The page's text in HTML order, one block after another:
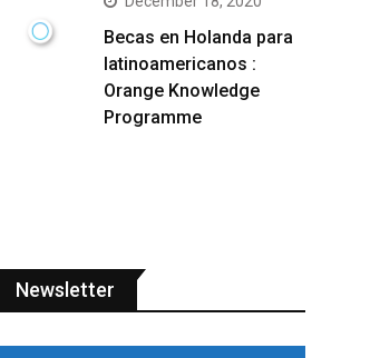
Becas en Holanda para
latinoamericanos :
Orange Knowledge
Programme
Newsletter